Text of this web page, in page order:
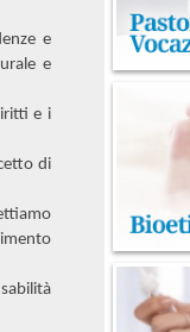
e
e
e i
di